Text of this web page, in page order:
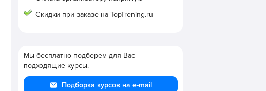
Скидки при заказе на TopTrening.ru
Мы бесплатно подберем для Вас
подходящие курсы.
Подборка курсов на e-mail